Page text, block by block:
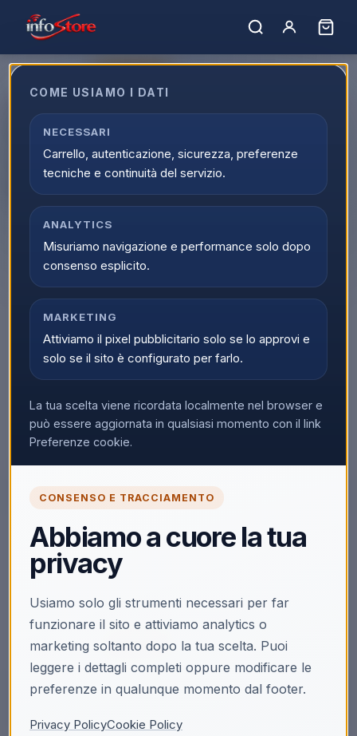
CONSENSO E TRACCIAMENTO
Abbiamo a cuore la tua
privacy
Usiamo solo gli strumenti necessari per far
funzionare il sito e attiviamo analytics o
marketing soltanto dopo la tua scelta. Puoi
leggere i dettagli completi oppure modificare le
preferenze in qualunque momento dal footer.
Privacy PolicyCookie Policy
COME USIAMO I DATI
NECESSARI
Carrello, autenticazione, sicurezza, preferenze
tecniche e continuità del servizio.
ANALYTICS
Misuriamo navigazione e performance solo dopo
consenso esplicito.
MARKETING
Attiviamo il pixel pubblicitario solo se lo approvi e
solo se il sito è configurato per farlo.
La tua scelta viene ricordata localmente nel browser e
può essere aggiornata in qualsiasi momento con il link
Preferenze cookie.
Ariete 4632 Friggitrice ad aria e
forno Vintage, 1400W, 2in1,
Capacità 16L Timer 60 minuti,
Doppio vetro, Beige
EAN:
🔒
Accedi per vedere i prezzi
Solo i clienti registrati e abilitati possono visualizzare i
Accedi Registrati